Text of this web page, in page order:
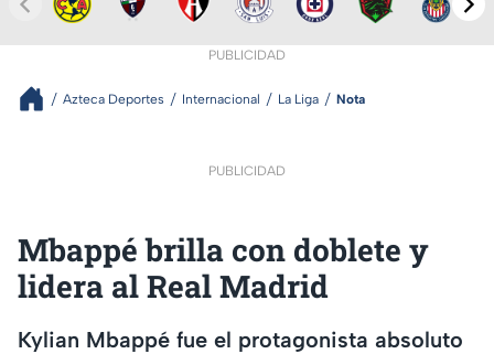
PUBLICIDAD
Azteca Deportes Internacional La Liga Nota
PUBLICIDAD
Mbappé brilla con doblete y
lidera al Real Madrid
Kylian Mbappé fue el protagonista absoluto